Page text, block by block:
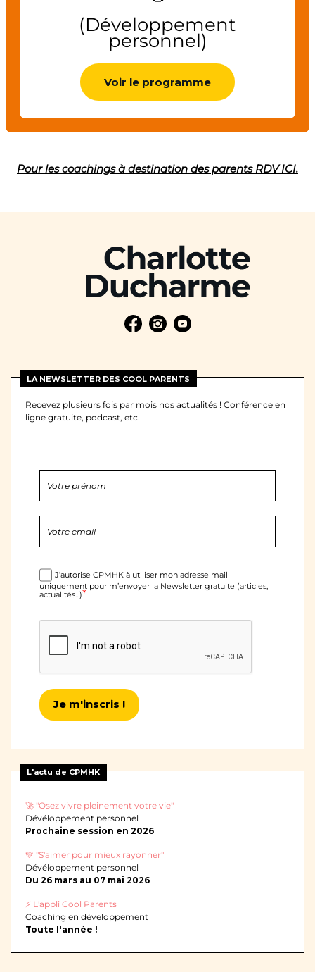
(Développement
personnel)
Voir le programme
Pour les coachings à destination des parents RDV ICI.
LA NEWSLETTER DES COOL PARENTS
Recevez plusieurs fois par mois nos actualités ! Conférence en
ligne gratuite, podcast, etc.
J’autorise CPMHK à utiliser mon adresse mail
uniquement pour m’envoyer la Newsletter gratuite (articles,
actualités...)*
Je m'inscris !
L'actu de CPMHK
🚀 "Osez vivre pleinement votre vie"
Dévéloppement personnel
Prochaine session en 2026
💚 "S'aimer pour mieux rayonner"
Dévéloppement personnel
Du 26 mars au 07 mai 2026
⚡ L'appli Cool Parents
Coaching en développement
Toute l'année !